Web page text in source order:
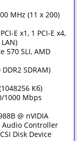
MHz (11 x 200)
E x1, 1 PCI-E x4,
570 SLI, AMD
SDRAM)
Кб)
1000 Mbps
@ nVIDIA
Audio Controller
Disk Device